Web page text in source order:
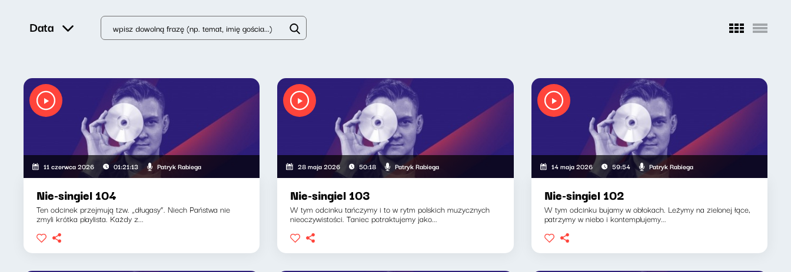
Data
11 czerwca 2026 01:21:13 Patryk Rabiega
Nie-singiel 104
Ten odcinek przejmują tzw. „długasy”. Niech Państwa nie
zmyli krótka playlista. Każdy z...
28 maja 2026 50:18 Patryk Rabiega
Nie-singiel 103
W tym odcinku tańczymy i to w rytm polskich muzycznych
nieoczywistości. Taniec potraktujemy jako...
14 maja 2026 59:54 Patryk Rabiega
Nie-singiel 102
W tym odcinku bujamy w obłokach. Leżymy na zielonej łące,
patrzymy w niebo i kontemplujemy...